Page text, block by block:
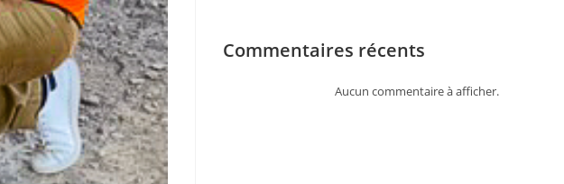
Commentaires récents
Aucun commentaire à afficher.